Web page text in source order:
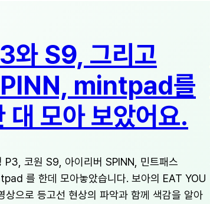
와 S9, 그리고
mintpad를
대 모아 보았어요.
P3, 코원 S9, 아이리버 SPINN, 민트패스
를 한데 모아놓았습니다. 보아의 EAT YOU
상으로 등고선 현상의 파악과 함께 색감을 알아